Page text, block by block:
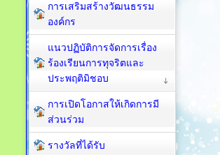
การเสริมสร้างวัฒนธรรม
องค์กร
แนวปฏิบัติการจัดการเรื่อง
ร้องเรียนการทุจริตและ
ประพฤติมิชอบ
การเปิดโอกาสให้เกิดการมี
ส่วนร่วม
รางวัลที่ได้รับ